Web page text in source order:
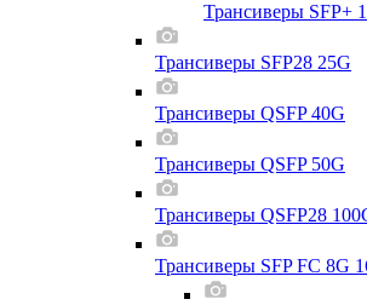
Трансиверы SFP+
Трансиверы SFP28 25G
Трансиверы QSFP 40G
Трансиверы QSFP 50G
Трансиверы QSFP28
Трансиверы SFP FC 8G